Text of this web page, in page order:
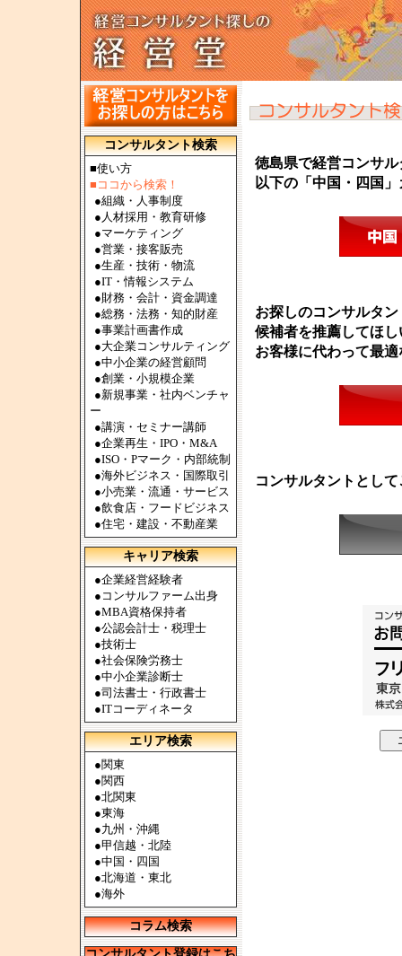
コンサルタント検索
■使い方
■ココから検索！
●組織・人事制度
● 人材採用・教育研修
●マーケティング
●営業・接客販売
●生産・技術・物流
●IT・情報システム
●財務・会計・資金調達
●総務・法務・知的財産
●事業計画書作成
●大企業コンサルティング
●中小企業の経営顧問
●創業・小規模企業
●新規事業・社内ベンチャ
ー
●講演・セミナー講師
●企業再生・IPO・M&A
●ISO・Pマーク・内部統制
●海外ビジネス・国際取引
●小売業・流通・サービス
●飲食店・フードビジネス
●住宅・建設・不動産業
キャリア検索
●企業経営経験者
● コンサルファーム出身
●MBA資格保持者
●公認会計士・税理士
●技術士
●社会保険労務士
●中小企業診断士
●司法書士・行政書士
●ITコーディネータ
エリア検索
●関東
●関西
●北関東
●東海
●九州・沖縄
●甲信越・北陸
●中国・四国
●北海道・東北
●海外
コラム検索
徳島県で経営コンサ
以下の「中国・四国
お探しのコンサルタ
候補者を推薦してほ
お客様に代わって最
コンサルタントとし